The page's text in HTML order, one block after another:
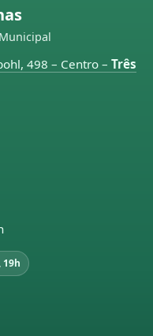
498 – Centro – Três
19h